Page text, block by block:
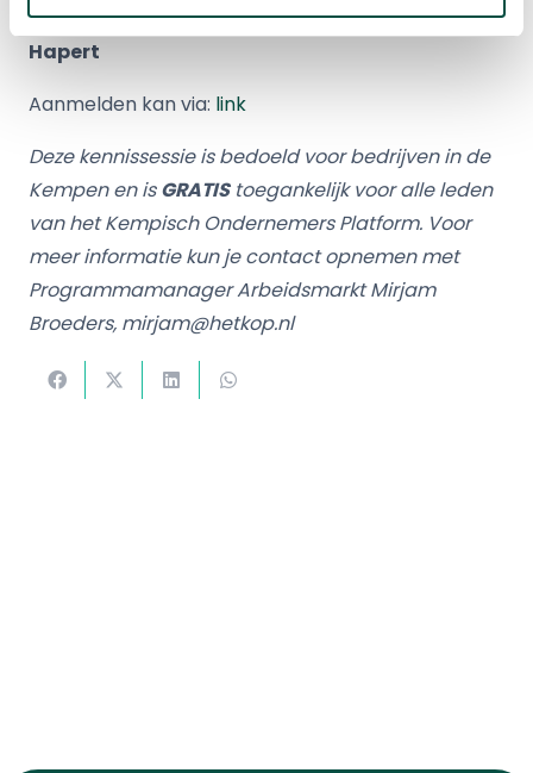
Locatie: KOP-bureau, Diamantweg 10,
Hapert
Aanmelden kan via: link
Deze kennissessie is bedoeld voor bedrijven in de
Kempen en isGRATIStoegankelijk voor alle leden
van het Kempisch Ondernemers Platform. Voor
meer informatie kun je contact opnemen met
Programmamanager Arbeidsmarkt Mirjam
Broeders, mirjam@hetkop.nl